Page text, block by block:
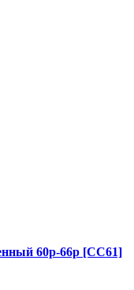
60р-66р [СС61]